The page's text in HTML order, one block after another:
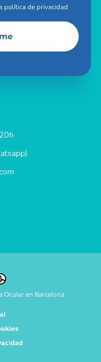
política de privacidad
Ocular en Barcelona